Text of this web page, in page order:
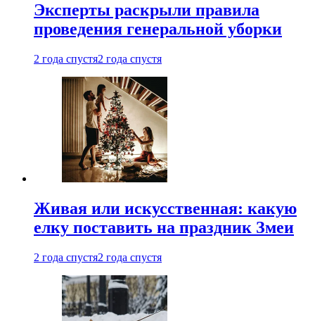
Эксперты раскрыли правила
проведения генеральной уборки
2 года спустя2 года спустя
Живая или искусственная: какую
елку поставить на праздник Змеи
2 года спустя2 года спустя